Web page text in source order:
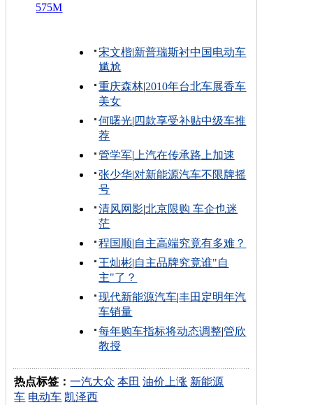
575M
宋文楷|新普瑞斯衬中国电动车
尴尬
重庆森林|2010年台北车展香车
美女
何曙光| 四款享受补贴中级车推
荐
管学军| 上汽在传承路上加速
张少华|对新能源汽车不限牌摇
号
清风网影|北京限购 车企也迷
茫
程国顺|自主高端究竟有多难？
王灿彬|自主品牌究竟谁"自
主"了？
现代新能源汽车|丰田定明年汽
车销量
每年购车指标将动态调整|管欣
教授
热点标签：一汽大众 本田 油价上涨 新能源
车 电动车 凯泽西